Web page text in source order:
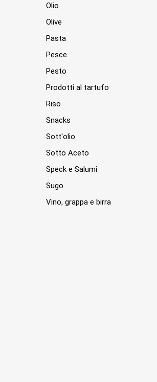
Olio
Olive
Pasta
Pesce
Pesto
Prodotti al tartufo
Riso
Snacks
Sott'olio
Sotto Aceto
Speck e Salumi
Sugo
Vino, grappa e birra